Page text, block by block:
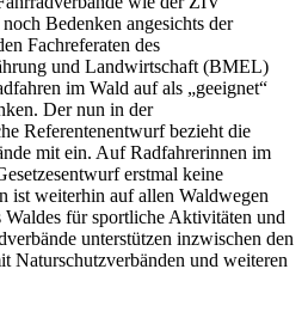
Bedenken angesichts der
Fachreferaten des
und Landwirtschaft (BMEL)
im Wald auf als „geeignet“
Der nun in der
Referentenentwurf bezieht die
mit ein. Auf Radfahrerinnen im
erstmal keine
ist weiterhin auf allen Waldwegen
für sportliche Aktivitäten und
unterstützen inzwischen den
Naturschutzverbänden und weiteren